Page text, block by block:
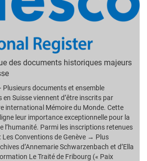
des documents historiques majeurs
documents et ensemble
en Suisse viennent d’être inscrits par
international Mémoire du Monde. Cette
leur importance exceptionnelle pour la
l’humanité. Parmi les inscriptions retenues
Conventions de Genève → Plus
d’Annemarie Schwarzenbach et d’Ella
Le Traité de Fribourg (« Paix